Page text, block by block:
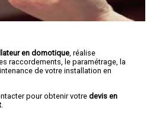
en domotique , réalise
raccordements, le paramétrage, la
de votre installation en
pour obtenir votre devis en